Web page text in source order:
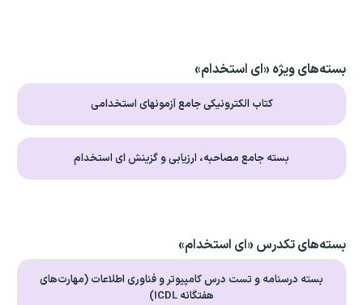
بسته‌های ویژه «ای استخدام»
کتاب الکترونیکی جامع آزمونهای استخدامی
بسته جامع مصاحبه، ارزیابی و گزینش ای استخدام
بسته‌های تکدرس «ای استخدام»
بسته درسنامه و تست درس کامپیوتر و فناوری اطلاعات (مهارت‌های
هفتگانه ICDL)